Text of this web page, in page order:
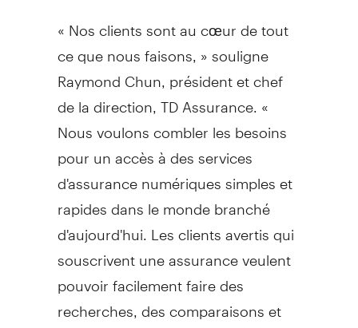
« Nos clients sont au cœur de tout
ce que nous faisons, » souligne
Raymond Chun , président et chef
de la direction, TD Assurance. «
Nous voulons combler les besoins
pour un accès à des services
d'assurance numériques simples et
rapides dans le monde branché
d'aujourd'hui. Les clients avertis qui
souscrivent une assurance veulent
pouvoir facilement faire des
recherches, des comparaisons et